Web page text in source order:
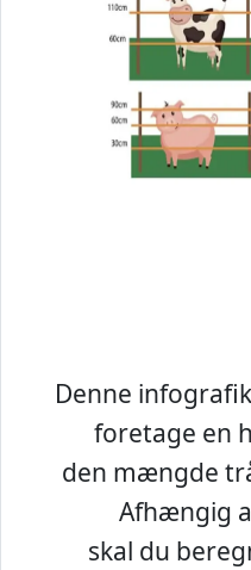
Denne
foretage en
den mængde
Afhængig
skal du